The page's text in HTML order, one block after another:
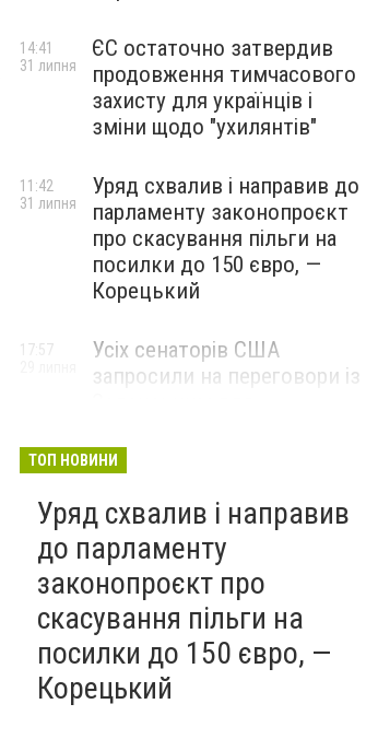
ЄС остаточно затвердив
продовження тимчасового
захисту для українців і
зміни щодо "ухилянтів"
14:41
31 липня
Уряд схвалив і направив до
парламенту законопроєкт
про скасування пільги на
посилки до 150 євро, —
Корецький
11:42
31 липня
Усіх сенаторів США
запросили на переговори із
Росії, – The Hill
17:57
ТОП НОВИНИ
Уряд схвалив і направив
до парламенту
законопроєкт про
скасування пільги на
посилки до 150 євро, —
Корецький